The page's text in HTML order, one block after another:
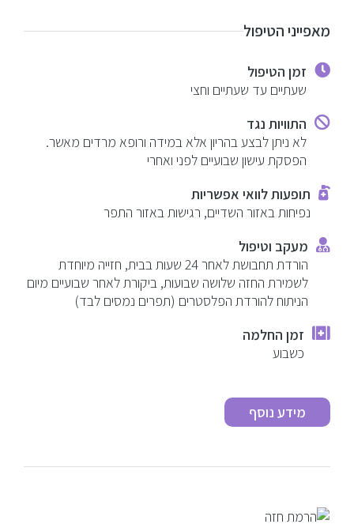
מאפייני הטיפול
זמן הטיפול
שעתיים עד שעתיים וחצי
התוויות נגד
לא ניתן לבצע בהריון אלא במידה ורופא מרדים מאשר.
הפסקת עישון שבועיים לפני ואחרי
תופעות לוואי אפשריות
נפיחות באזור השדיים, רגישות באזור התפר
מעקב וטיפול
הורדת תחבושת לאחר 24 שעות בבית, חזייה מיוחדת
לשמירת החזה שלושה שבועות, ביקורת לאחר שבועיים מיום
הניתוח להורדת הפלסטרים (תפרים נמסים לבד)
זמן החלמה
כשבוע
מידע נוסף